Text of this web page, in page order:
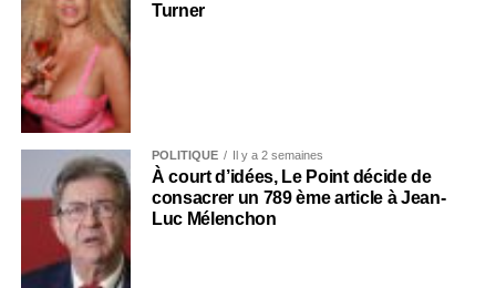
Turner
POLITIQUE Il y a 2 semaines
À court d’idées, Le Point décide de
consacrer un 789 ème article à Jean-
Luc Mélenchon